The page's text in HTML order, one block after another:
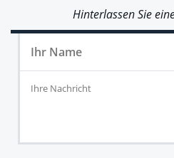
Hinterlassen Sie